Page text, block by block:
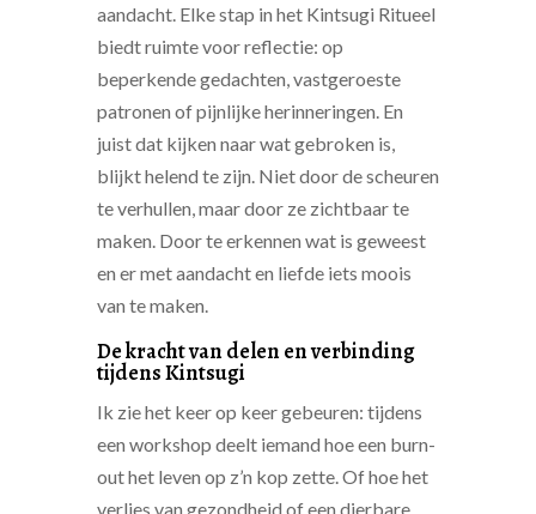
aandacht. Elke stap in het Kintsugi Ritueel
biedt ruimte voor reflectie: op
beperkende gedachten, vastgeroeste
patronen of pijnlijke herinneringen. En
juist dat kijken naar wat gebroken is,
blijkt helend te zijn. Niet door de scheuren
te verhullen, maar door ze zichtbaar te
maken. Door te erkennen wat is geweest
en er met aandacht en liefde iets moois
van te maken.
De kracht van delen en verbinding
tijdens Kintsugi
Ik zie het keer op keer gebeuren: tijdens
een workshop deelt iemand hoe een burn-
out het leven op z’n kop zette. Of hoe het
verlies van gezondheid of een dierbare